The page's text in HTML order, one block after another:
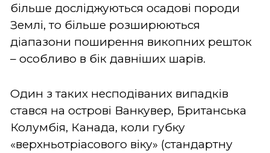
більше досліджуються осадові породи
Землі, то більше розширюються
діапазони поширення викопних решток
– особливо в бік давніших шарів.
Один з таких несподіваних випадків
стався на острові Ванкувер, Британська
Колумбія, Канада, коли губку
«верхньотріасового віку» (стандартну